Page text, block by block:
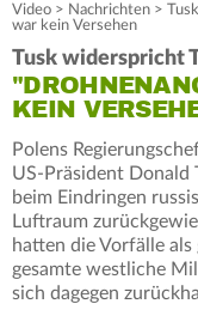
Video > Nachrichten >
war kein Versehen
Tusk widerspricht
KEIN
Polens
US-Präsident Donald
beim Eindringen
Luftraum
hatten die Vorfälle
gesamte westliche
sich dagegen